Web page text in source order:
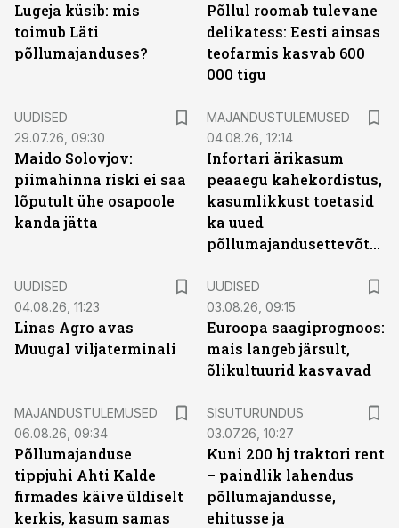
Lugeja küsib: mis
toimub Läti
põllumajanduses?
Põllul roomab tulevane
delikatess: Eesti ainsas
teofarmis kasvab 600
000 tigu
UUDISED
29.07.26, 09:30
Maido Solovjov:
piimahinna riski ei saa
lõputult ühe osapoole
kanda jätta
MAJANDUSTULEMUSED
04.08.26, 12:14
Infortari ärikasum
peaaegu kahekordistus,
kasumlikkust toetasid
ka uued
põllumajandusettevõtted
UUDISED
04.08.26, 11:23
Linas Agro avas
Muugal viljaterminali
UUDISED
03.08.26, 09:15
Euroopa saagiprognoos:
mais langeb järsult,
õlikultuurid kasvavad
MAJANDUSTULEMUSED
06.08.26, 09:34
Põllumajanduse
tippjuhi Ahti Kalde
firmades käive üldiselt
kerkis, kasum samas
SISUTURUNDUS
03.07.26, 10:27
Kuni 200 hj traktori rent
– paindlik lahendus
põllumajandusse,
ehitusse ja